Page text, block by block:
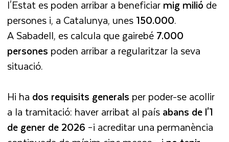
l'Estat es poden arribar a beneficiarmig milió de
persones i, a Catalunya, unes150.000.
A Sabadell, es calcula que gairebé7.000
persones poden arribar a regularitzar la seva
situació.
Hi ha dos requisits generals per poder-se acollir
a la tramitació: haver arribat al paísabans de l'1
de gener de 2026 –i acreditar una permanència